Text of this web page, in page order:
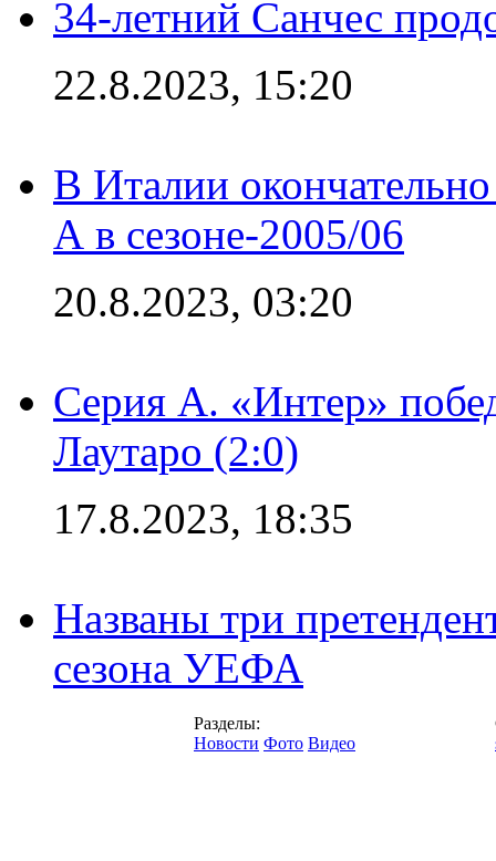
34-летний Санчес
22.8.2023, 15:20
В Италии
А в сезоне-2005/06
20.8.2023, 03:20
Серия А. «Интер»
Лаутаро (2:0)
17.8.2023, 18:35
Названы три
сезона УЕФА
Разделы:
Новости Фото Видео